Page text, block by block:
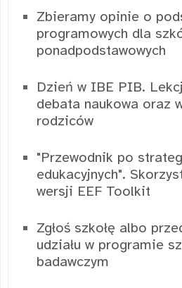
Zbieramy opinie o
programowych dla
ponadpodstawowych
Dzień w IBE PIB.
debata naukowa oraz
rodziców
"Przewodnik po
edukacyjnych".
wersji EEF Toolkit
Zgłoś szkołę albo
udziału w programie
badawczym